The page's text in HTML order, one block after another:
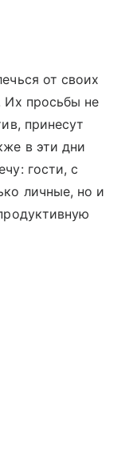
от своих
Их просьбы не
принесут
в эти дни
гости, с
личные, но и